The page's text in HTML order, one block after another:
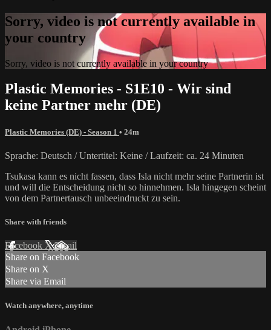
Sorry, video is not currently available in
your country
Sorry, video is not currently available in your country
Plastic Memories - S1E10 - Wir sind
keine Partner mehr (DE)
Plastic Memories (DE) - Season 1 • 24m
Sprache: Deutsch / Untertitel: Keine / Laufzeit: ca. 24 Minuten
Tsukasa kann es nicht fassen, dass Isla nicht mehr seine Partnerin ist
und will die Entscheidung nicht so hinnehmen. Isla hingegen scheint
von dem Partnertausch unbeeindruckt zu sein.
Share with friends
Facebook XEmail
Share on Facebook
Share on X
Share via Email
Watch anywhere, anytime